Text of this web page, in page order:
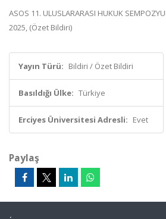
ASOS 11. ULUSLARARASI HUKUK
2025, (Özet Bildiri)
Yayın Türü: Bildiri / Özet Bildiri
Basıldığı Ülke: Türkiye
Erciyes Üniversitesi Adresli: Evet
Paylaş